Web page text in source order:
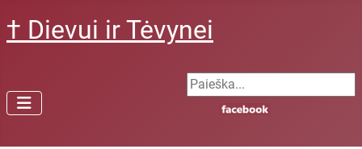
† Dievui ir Tėvynei
Search ...